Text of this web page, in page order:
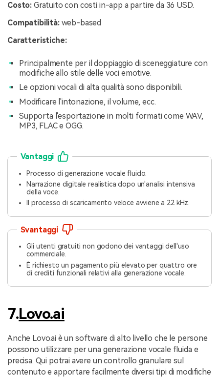
Costo: Gratuito con costi in-app a partire da 36 USD.
Compatibilità: web-based
Caratteristiche:
Principalmente per il doppiaggio di sceneggiature con
modifiche allo stile delle voci emotive.
Le opzioni vocali di alta qualità sono disponibili.
Modificare l'intonazione, il volume, ecc.
Supporta l'esportazione in molti formati come WAV,
MP3, FLAC e OGG.
Vantaggi
Processo di generazione vocale fluido.
Narrazione digitale realistica dopo un'analisi intensiva
della voce.
Il processo di scaricamento veloce avviene a 22 kHz.
Svantaggi
Gli utenti gratuiti non godono dei vantaggi dell'uso
commerciale.
È richiesto un pagamento più elevato per quattro ore
di crediti funzionali relativi alla generazione vocale.
7.Lovo.ai
Anche Lovo.ai è un software di alto livello che le persone
possono utilizzare per una generazione vocale fluida e
precisa. Qui potrai avere un controllo granulare sul
contenuto e apportare facilmente diversi tipi di modifiche